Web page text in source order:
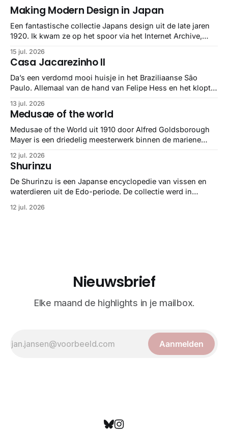
Making Modern Design in Japan
Een fantastische collectie Japans design uit de late jaren
1920. Ik kwam ze op het spoor via het Internet Archive,
gebundeld in een: boek ✨ Daarin hebben ze alle scans een
stuk netter getrokken, maar op deze manier vind ik ze er
minstens
15 jul. 2026
Casa Jacarezinho II
Da’s een verdomd mooi huisje in het Braziliaanse São
Paulo. Allemaal van de hand van Felipe Hess en het klopt
13 jul. 2026
Medusae of the world
Medusae of the World uit 1910 door Alfred Goldsborough
Mayer is een driedelig meesterwerk binnen de mariene
gedetailleerd overzicht van kwallensoorten en hun
taxonomie. Het boek staat bekend om de combinatie van
strikte wetenschap met prachtige, handgetekende
illustraties en kleurendrukplaten van Mayer zelf.
12 jul. 2026
Shurinzu
De Shurinzu is een Japanse encyclopedie van vissen en
waterdieren uit de Edo-periode. De collectie werd in
bekend om verfijnde technieken en bijna driedimensionale
12 jul. 2026
Nieuwsbrief
Elke maand de highlights in je mailbox.
Aanmelden